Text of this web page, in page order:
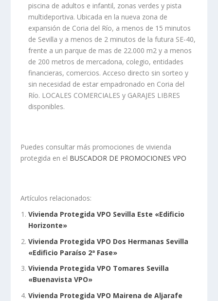
piscina de adultos e infantil, zonas verdes y pista
multideportiva. Ubicada en la nueva zona de
expansión de Coria del Río, a menos de 15 minutos
de Sevilla y a menos de 2 minutos de la futura SE-40,
frente a un parque de mas de 22.000 m2 y a menos
de 200 metros de mercadona, colegio, entidades
financieras, comercios. Acceso directo sin sorteo y
sin necesidad de estar empadronado en Coria del
Río. LOCALES COMERCIALES y GARAJES LIBRES
disponibles.
Puedes consultar más promociones de vivienda
protegida en el BUSCADOR DE PROMOCIONES VPO
Artículos relacionados:
Vivienda Protegida VPO Sevilla Este «Edificio
Horizonte»
Vivienda Protegida VPO Dos Hermanas Sevilla
«Edificio Paraíso 2ª Fase»
Vivienda Protegida VPO Tomares Sevilla
«Buenavista VPO»
Vivienda Protegida VPO Mairena de Aljarafe